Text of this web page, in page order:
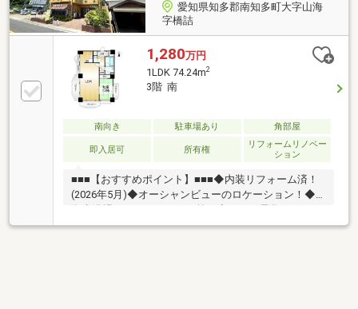
愛知県知多郡南知多町大字山海
字橋詰
1,280万円
1LDK 74.24m2
3階 南
南向き 駐車場あり 角部屋
即入居可 所有権
リフォームリノベー
ション
■■■【おすすめポイント】■■■◆内装リフォーム済！
(2026年5月)◆オーシャンビューのロケーション！◆
ムキッチン！＜リフォーム内容＞（2026年5月）シス